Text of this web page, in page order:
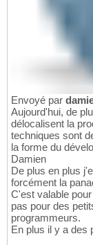
Envoyé par
Aujourd'hui, de
délocalisent la
techniques sont
la forme du
Damien
De plus en plus
forcément la
C'est valable
pas pour des
programmeurs.
En plus il y a des